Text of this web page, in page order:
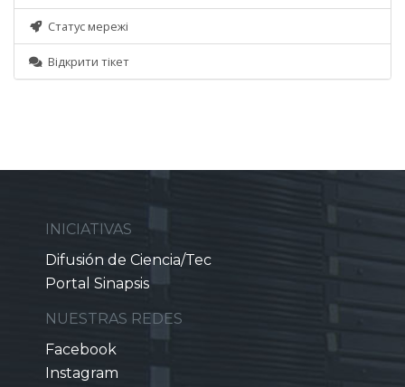
Статус мережі
Відкрити тікет
INICIATIVAS
Difusión de Ciencia/Tec
Portal Sinapsis
NUESTRAS REDES
Facebook
Instagram